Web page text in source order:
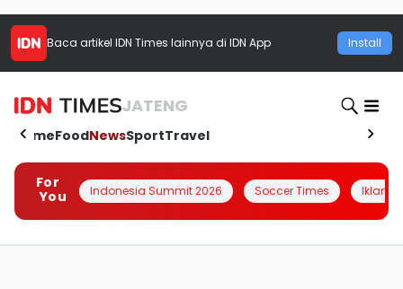
Baca artikel IDN Times lainnya di IDN App Install
JATENG
HomeFoodNewsSportTravel
For
You
Indonesia Summit 2026 Soccer Times Iklanin